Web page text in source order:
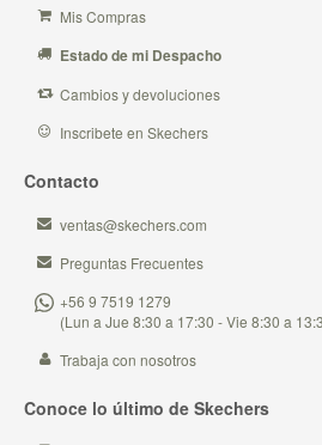
Mis Compras
Estado de mi Despacho
Cambios y devoluciones
Inscribete en Skechers
Contacto
ventas@skechers.com
Preguntas Frecuentes
+56 9 7519 1279
(Lun a Jue 8:30 a 17:30 - Vie 8:30 a
Trabaja con nosotros
Conoce lo último de Skechers